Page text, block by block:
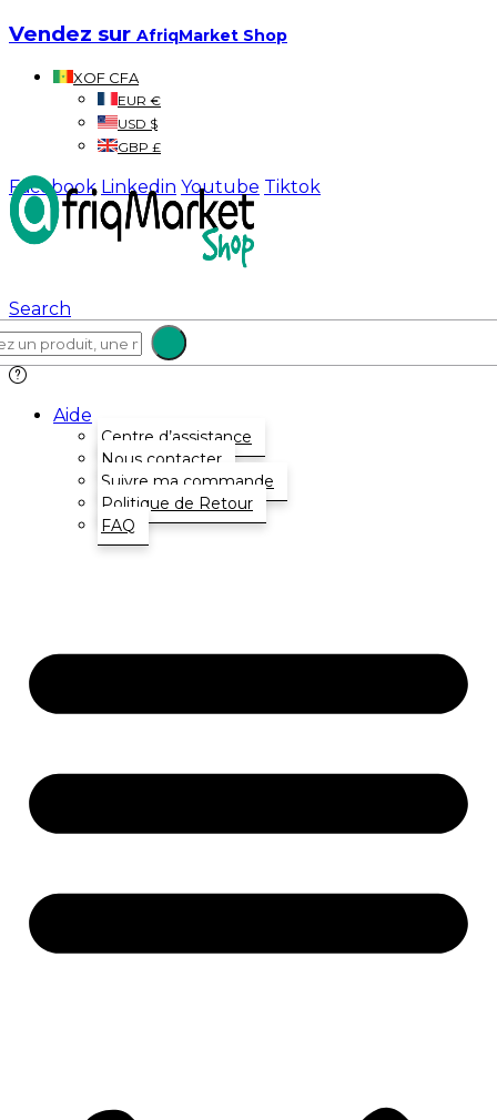
Vendez sur AfriqMarket Shop
XOF CFA
EUR €
USD $
GBP £
Facebook Linkedin Youtube Tiktok
Search
Aide
Centre d’assistance
Nous contacter
Suivre ma commande
Politique de Retour
FAQ